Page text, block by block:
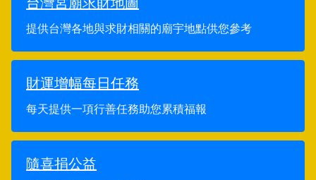
提供台灣各地與求財相關的廟宇地點供您參考
財運增幅每日任務
每天提供一項行善任務助您累積福報
隨喜捐公益